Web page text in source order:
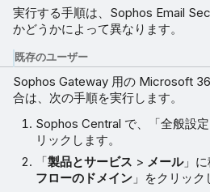
実行する手順は、Sophos Email
かどうかによって異なります。
既存のユーザー
Sophos Gateway 用の Microsoft
合は、次の手順を実行します。
Sophos Central で、「全般設
リックします。
「製品とサービス > メール」
フローのドメイン 」をクリック